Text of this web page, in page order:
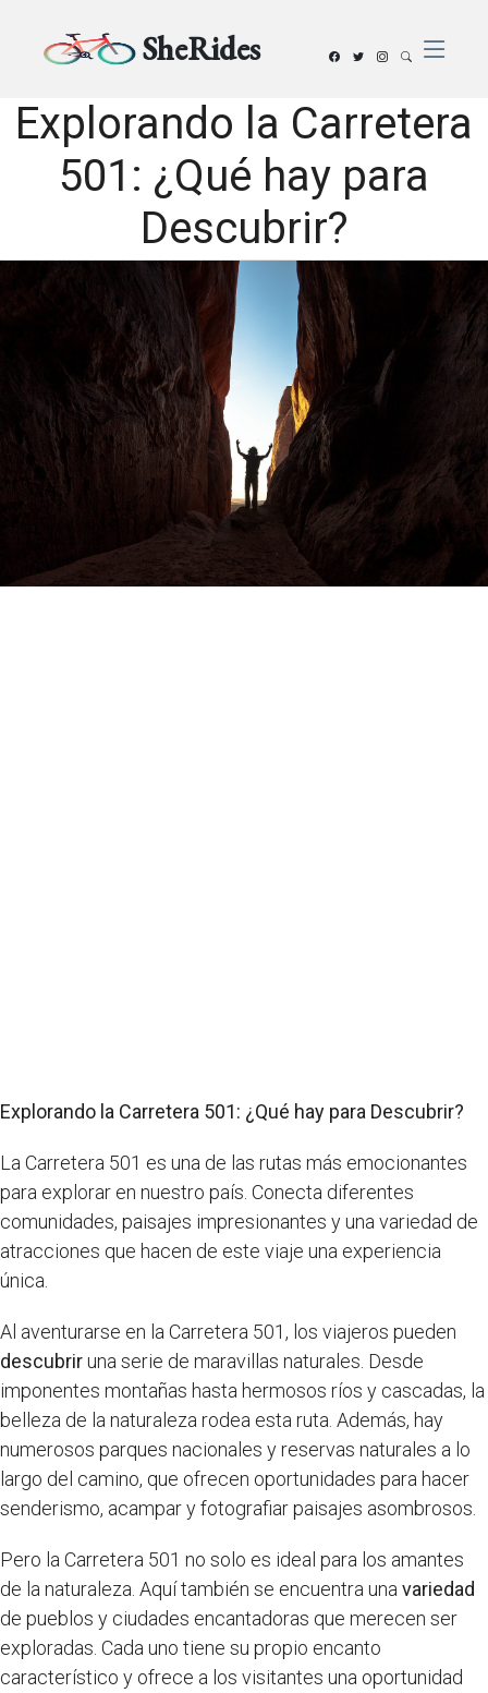
SheRides
Explorando la Carretera
501: ¿Qué hay para
Descubrir?
Explorando la Carretera 501: ¿Qué hay para Descubrir?
La Carretera 501 es una de las rutas más emocionantes
para explorar en nuestro país. Conecta diferentes
comunidades, paisajes impresionantes y una variedad de
atracciones que hacen de este viaje una experiencia
única.
Al aventurarse en la Carretera 501, los viajeros pueden
descubriruna serie de maravillas naturales. Desde
imponentes montañas hasta hermosos ríos y cascadas, la
belleza de la naturaleza rodea esta ruta. Además, hay
numerosos parques nacionales y reservas naturales a lo
largo del camino, que ofrecen oportunidades para hacer
senderismo, acampar y fotografiar paisajes asombrosos.
Pero la Carretera 501 no solo es ideal para los amantes
de la naturaleza. Aquí también se encuentra una variedad
de pueblos y ciudades encantadoras que merecen ser
exploradas. Cada uno tiene su propio encanto
característico y ofrece a los visitantes una oportunidad